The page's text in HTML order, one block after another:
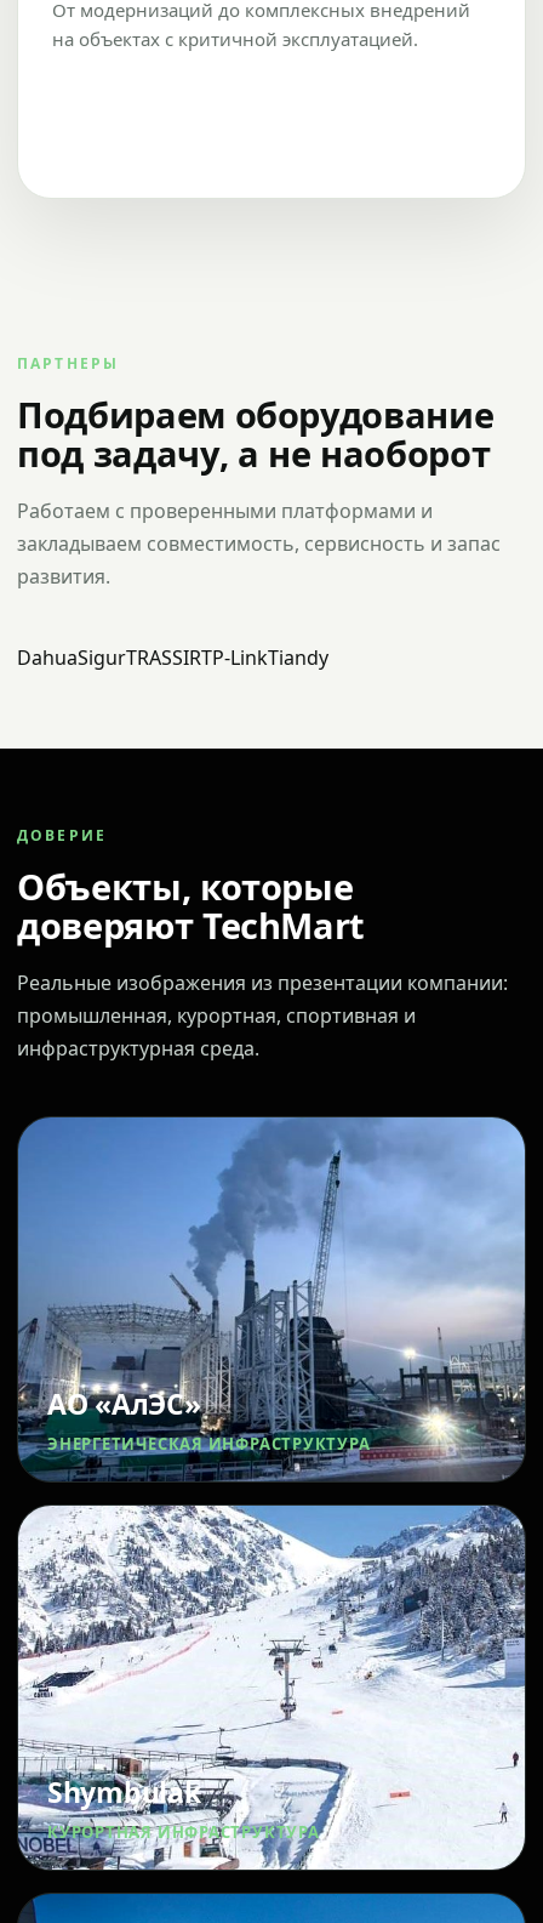
От модернизаций до комплексных внедрений
на объектах с критичной эксплуатацией.
ПАРТНЕРЫ
Подбираем оборудование
под задачу, а не наоборот
Работаем с проверенными платформами и
закладываем совместимость, сервисность и запас
развития.
DahuaSigurTRASSIRTP-LinkTiandy
ДОВЕРИЕ
Объекты, которые
доверяют TechMart
Реальные изображения из презентации компании:
промышленная, курортная, спортивная и
инфраструктурная среда.
АО «АлЭС»
ЭНЕРГЕТИЧЕСКАЯ ИНФРАСТРУКТУРА
Shymbulak
КУРОРТНАЯ ИНФРАСТРУКТУРА